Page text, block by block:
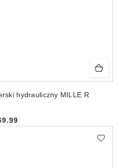
hydrauliczny MILLE R
Cena: